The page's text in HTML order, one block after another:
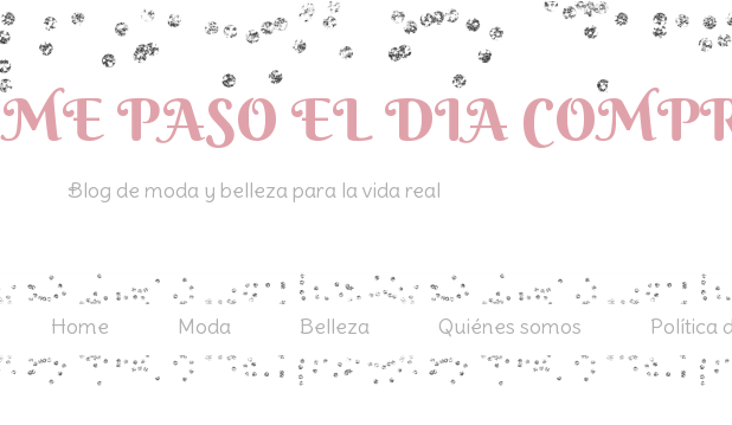
ME PASO EL DIA
Blog de moda y belleza para la vida real
Home Moda Belleza Quiénes somos Política